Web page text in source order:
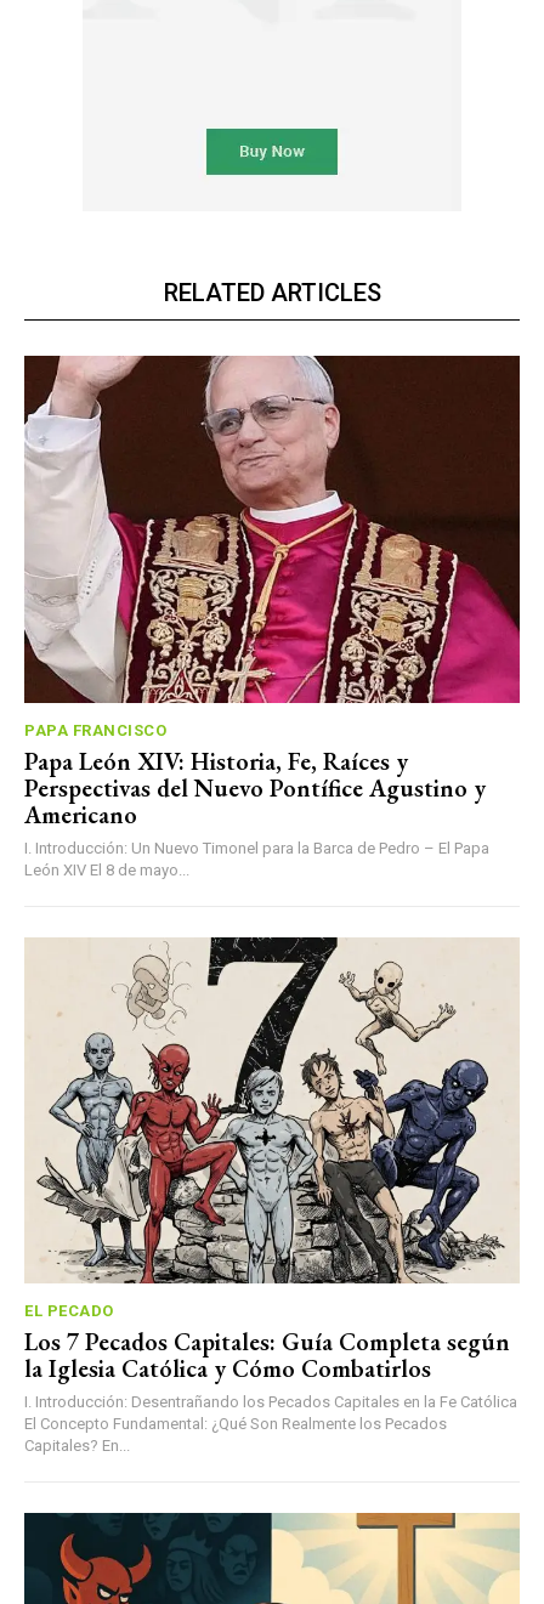
RELATED ARTICLES
PAPA FRANCISCO
Papa León XIV: Historia, Fe, Raíces y
Perspectivas del Nuevo Pontífice Agustino y
Americano
I. Introducción: Un Nuevo Timonel para la Barca de Pedro – El Papa
León XIV El 8 de mayo...
EL PECADO
Los 7 Pecados Capitales: Guía Completa según
la Iglesia Católica y Cómo Combatirlos
I. Introducción: Desentrañando los Pecados Capitales en la Fe Católica
El Concepto Fundamental: ¿Qué Son Realmente los Pecados
Capitales? En...